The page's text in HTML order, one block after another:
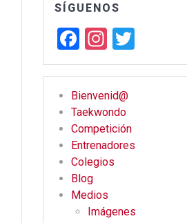
SÍGUENOS
F
a
ce
b
o
o
k
In
st
a
gr
a
m
wi
tt
Bienvenid@
Taekwondo
Competición
Entrenadores
Colegios
Blog
Medios
Imágenes